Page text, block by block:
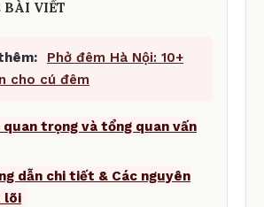
BÀI VIẾT
Phở đêm Hà Nội: 10+
cho cú đêm
quan trọng và tổng quan vấn
dẫn chi tiết & Các nguyên
lõi